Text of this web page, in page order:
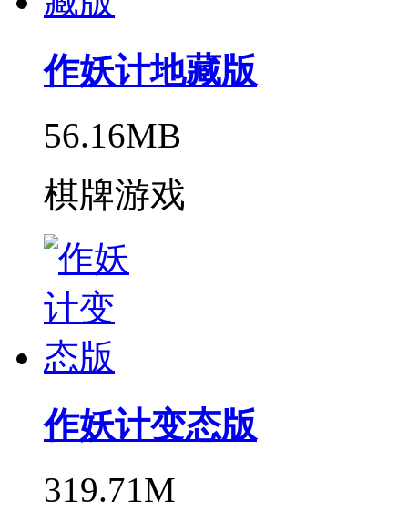
作妖计地藏版
56.16MB
棋牌游戏
作妖计变态版
319.71M